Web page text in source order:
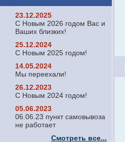
23.12.2025
С Новым 2026 годом Вас и
Ваших близких!
25.12.2024
С Новым 2025 годом!
14.05.2024
Мы переехали!
26.12.2023
С Новым 2024 годом!
05.06.2023
06.06.23 пункт самовывоза
не работает
Смотреть все...